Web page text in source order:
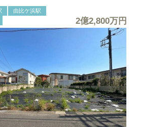
由比ケ浜駅
2億2,800万円